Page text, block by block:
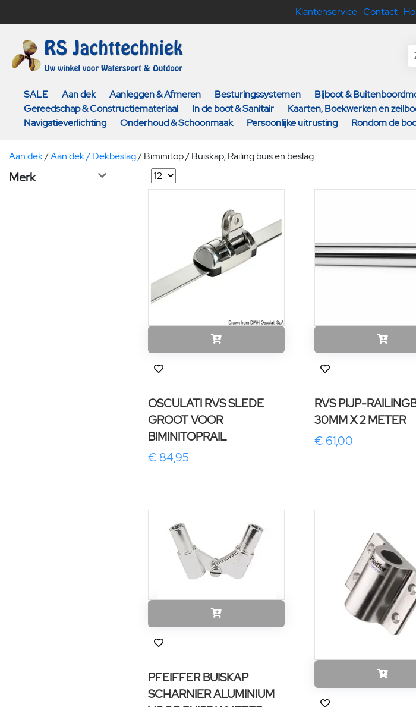
Klantenservice Contact
SALE Aan dek Aanleggen & Afmeren Besturingssystemen Bijboot &
Gereedschap & Constructiemateriaal
In de boot & Sanitair Kaarten, Boekwerken en
Navigatieverlichting
Onderhoud & Schoonmaak Persoonlijke uitrusting Rondom de
Aan dek/Aan dek / Dekbeslag/Biminitop / Buiskap, Railing buis en beslag
Merk
OSCULATI RVS SLEDE
GROOT VOOR
BIMINITOPRAIL
€ 84,95
RVS PIJP-
30MM X 2 METER
€ 61,00
PFEIFFER BUISKAP
SCHARNIER ALUMINIUM